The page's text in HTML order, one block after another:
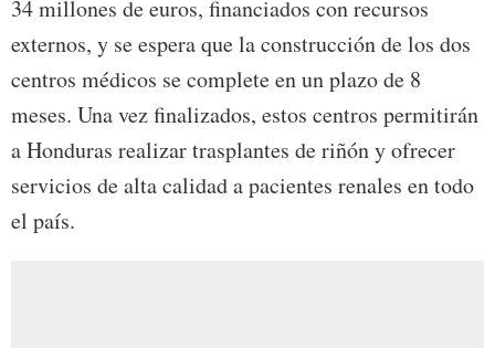
34 millones de euros, financiados con recursos
externos, y se espera que la construcción de los dos
centros médicos se complete en un plazo de 8
meses. Una vez finalizados, estos centros permitirán
a Honduras realizar trasplantes de riñón y ofrecer
servicios de alta calidad a pacientes renales en todo
el país.